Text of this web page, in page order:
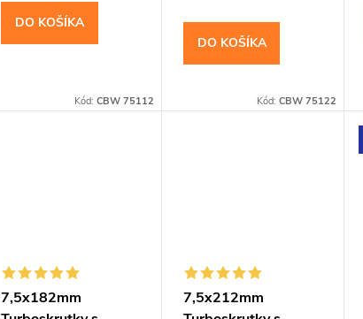
DO KOŠÍKA
Kód: CBW 75112
DO KOŠÍKA
Kód: CBW 75122
7,5x182mm
7,5x212mm